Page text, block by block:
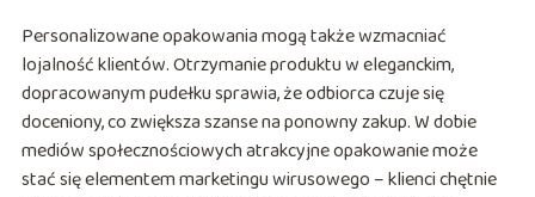
Personalizowane opakowania mogą także wzmacniać
lojalność klientów. Otrzymanie produktu w eleganckim,
dopracowanym pudełku sprawia, że odbiorca czuje się
doceniony, co zwiększa szanse na ponowny zakup. W dobie
mediów społecznościowych atrakcyjne opakowanie może
stać się elementem marketingu wirusowego – klienci chętnie